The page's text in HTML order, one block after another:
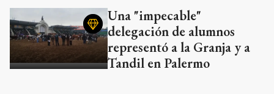
Una "impecable"
delegación de alumnos
representó a la Granja y a
Tandil en Palermo